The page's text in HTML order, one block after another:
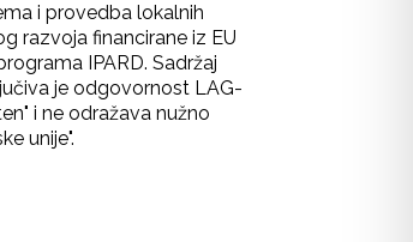
i provedba lokalnih
razvoja financirane iz EU
IPARD. Sadržaj
je odgovornost LAG-
i ne odražava nužno
unije".